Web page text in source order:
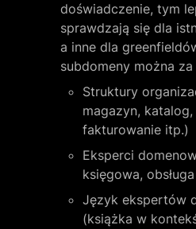
doświadczenie, tym
sprawdzają się dla
a inne dla
subdomeny można
Struktury
magazyn,
fakturowanie itp.)
Eksperci
księgowa,
Język ekspertów
(książka w